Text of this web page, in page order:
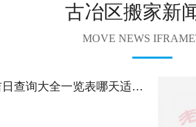
古冶区搬家新
MOVE NEWS
古冶区2022年9月份搬家的黄道吉日查询大全一览表哪天适合搬家好日子